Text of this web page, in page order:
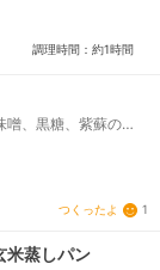
調理時間：約1時間
噌、黒糖、紫蘇の
つくったよ 1
米蒸しパン